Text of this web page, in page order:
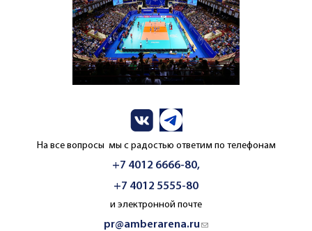
На все вопросы мы с радостью ответим по телефонам
+7 4012 6666-80,
+7 4012 5555-80
и электронной почте
pr@amberarena.ru(link sends e-mail)